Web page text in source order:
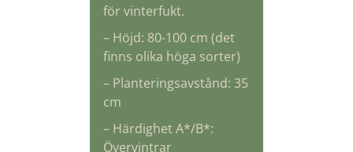
för vinterfukt.
– Höjd: 80-100 cm (det
finns olika höga sorter)
– Planteringsavstånd: 35
cm
– Härdighet A*/B*:
Övervintrar